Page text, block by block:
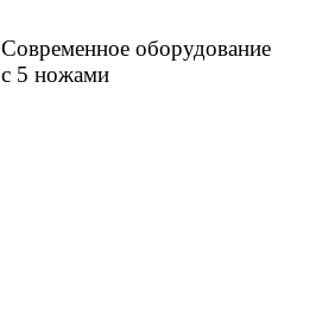
Современное оборудование
с 5 ножами